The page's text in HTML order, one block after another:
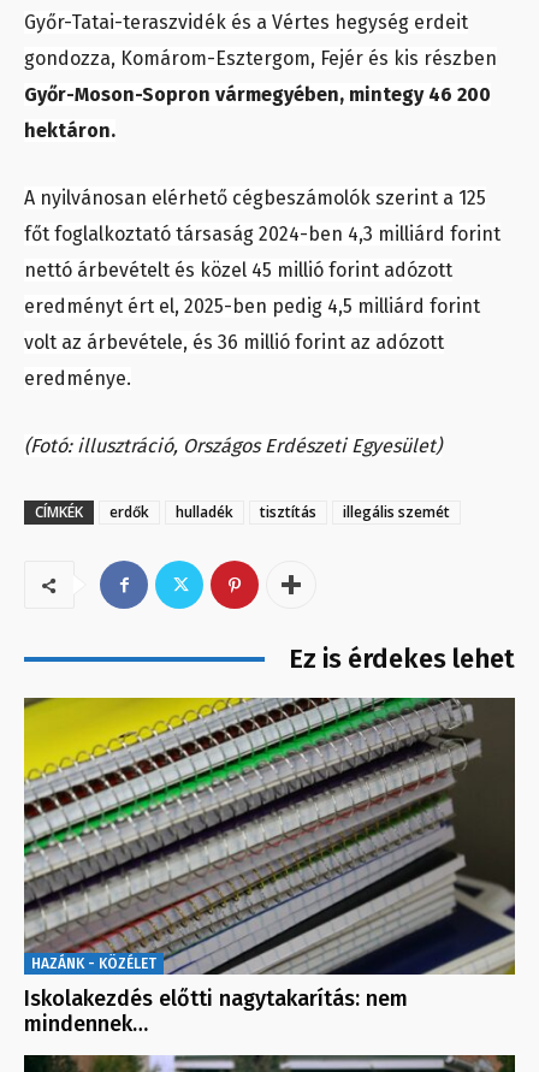
Győr-Tatai-teraszvidék és a Vértes hegység erdeit
gondozza, Komárom-Esztergom, Fejér és kis részben
Győr-Moson-Sopron vármegyében, mintegy 46 200
hektáron.
A nyilvánosan elérhető cégbeszámolók szerint a 125
főt foglalkoztató társaság 2024-ben 4,3 milliárd forint
nettó árbevételt és közel 45 millió forint adózott
eredményt ért el, 2025-ben pedig 4,5 milliárd forint
volt az árbevétele, és 36 millió forint az adózott
eredménye.
(Fotó: illusztráció, Országos Erdészeti Egyesület)
CÍMKÉK erdők hulladék tisztítás illegális szemét
Ez is érdekes lehet
HAZÁNK - KÖZÉLET
Iskolakezdés előtti nagytakarítás: nem
mindennek…